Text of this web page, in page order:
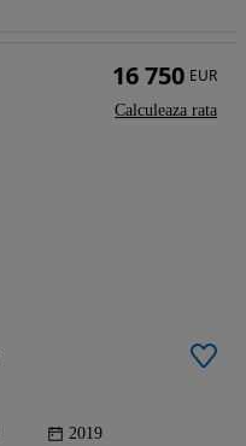
2019
16 750 EUR
Calculeaza rata